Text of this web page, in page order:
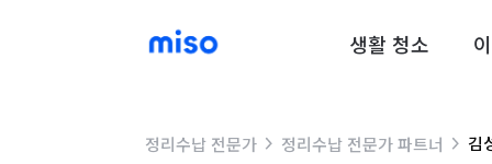
생활 청소
정리수납 전문가 정리수납 전문가 파트너 김